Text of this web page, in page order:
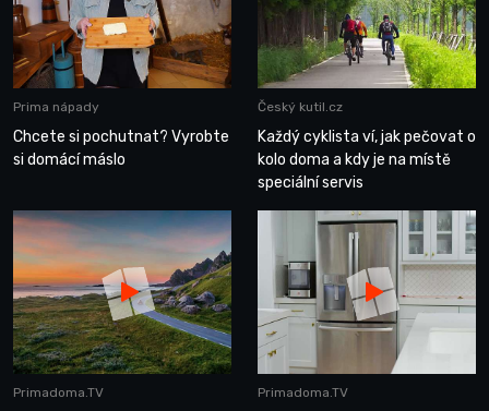
Prima nápady
Chcete si pochutnat? Vyrobte
si domácí máslo
Český kutil.cz
Každý cyklista ví, jak pečovat o
kolo doma a kdy je na místě
speciální servis
Primadoma.TV Primadoma.TV